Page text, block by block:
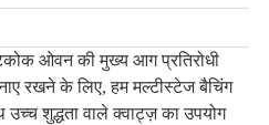
कोक ओवन की मुख्य आग प्रतिरोधी
रखने के लिए, हम मल्टीस्टेज बैचिंग
शुद्धता वाले क्वाट्ज़ का उपयोग